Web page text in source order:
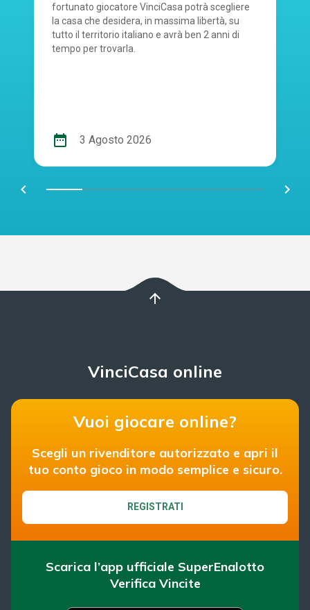
fortunato giocatore VinciCasa potrà scegliere
la casa che desidera, in massima libertà, su
tutto il territorio italiano e avrà ben 2 anni di
tempo per trovarla.
date_range 3 Agosto 2026
chevron_left navigate_next
arrow_upward
VinciCasa online
Vuoi giocare online?
Scegli un rivenditore autorizzato e apri il
tuo conto gioco in modo semplice e sicuro.
REGISTRATI
Scarica l’app ufficiale SuperEnalotto
Verifica Vincite